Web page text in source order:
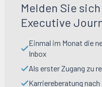
Melden Sie
Executive
Einmal im Monat die
Inbox
Als erster Zugang zu
Karriereberatung nach